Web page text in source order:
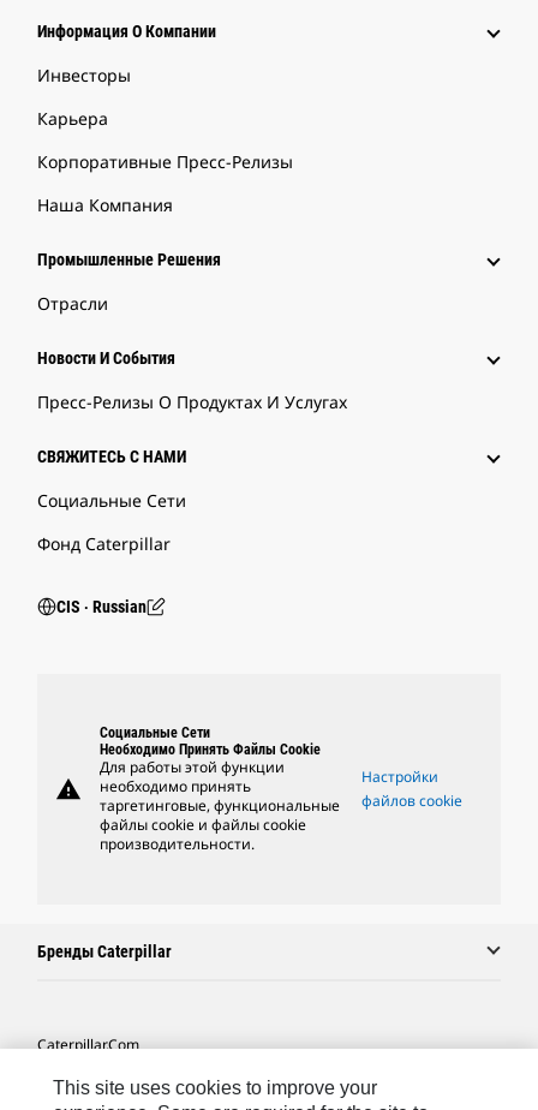
Информация О Компании
Инвесторы
Карьера
Корпоративные Пресс-Релизы
Наша Компания
Промышленные Решения
Отрасли
Новости И События
Пресс-Релизы О Продуктах И Услугах
СВЯЖИТЕСЬ С НАМИ
Социальные Сети
Фонд Caterpillar
CIS ‧ Russian
warning
Социальные Сети
Необходимо Принять Файлы Cookie
Для работы этой функции
необходимо принять
таргетинговые, функциональные
файлы cookie и файлы cookie
производительности.
Настройки
файлов cookie
Бренды Caterpillar
Caterpillar.com
Связаться С Caterpillar
This site uses cookies to improve your